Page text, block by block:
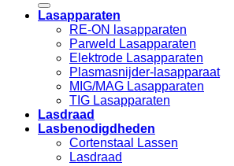
Lasapparaten
RE-ON lasapparaten
Parweld Lasapparaten
Elektrode Lasapparaten
Plasmasnijder-lasapparaat
MIG/MAG Lasapparaten
TIG Lasapparaten
Lasdraad
Lasbenodigdheden
Cortenstaal Lassen
Lasdraad